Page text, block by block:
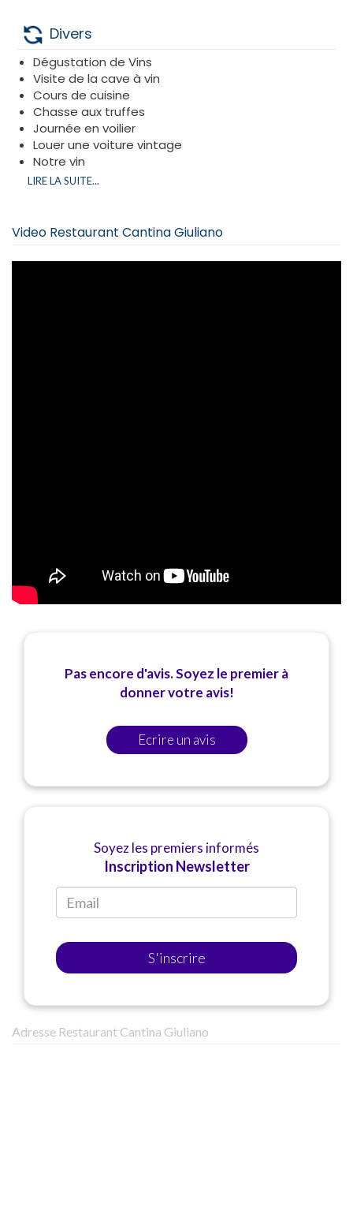
Divers
Dégustation de Vins
Visite de la cave à vin
Cours de cuisine
Chasse aux truffes
Journée en voilier
Louer une voiture vintage
Notre vin
Notre huile d'olives
sommes l’un des seuls vignobles entièrement
vins exclusivement toscans.
LIRE LA SUITE...
Video Restaurant Cantina Giuliano
Pas encore d'avis. Soyez le premier à
donner votre avis!
Ecrire un avis
Soyez les premiers informés
Inscription Newsletter
S'inscrire
Adresse Restaurant Cantina Giuliano